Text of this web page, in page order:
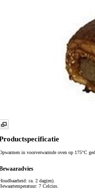
in voorverwarmde oven op 175°C
ca. 2 dag(en).
7 Celcius.